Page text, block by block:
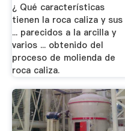
¿ Qué características
tienen la roca caliza y sus
... parecidos a la arcilla y
varios ... obtenido del
proceso de molienda de
roca caliza.